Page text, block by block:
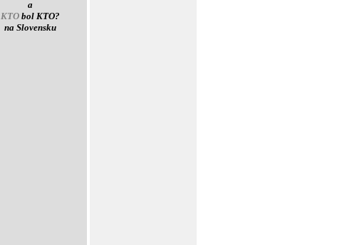
a
KTObol KTO?
na Slovensku